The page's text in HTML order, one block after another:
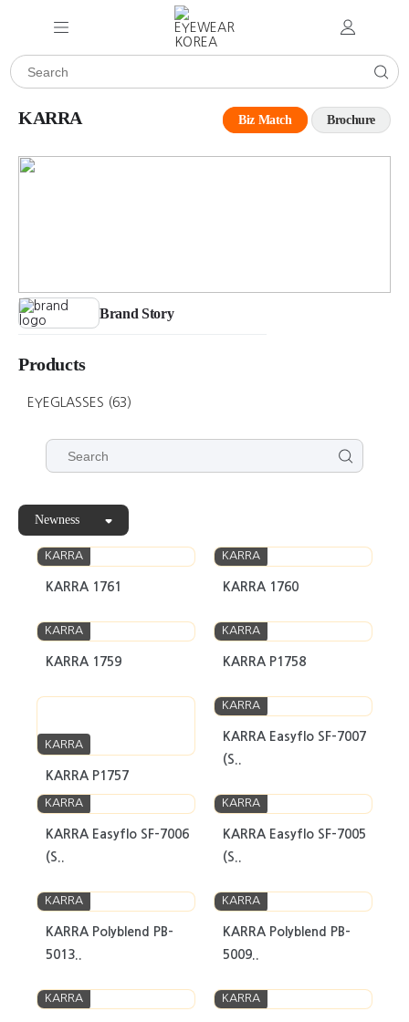
KARRA Biz Match Brochure
Brand Story
Products
EYEGLASSES (63)
Newness
KARRA
KARRA 1761
KARRA
KARRA 1760
KARRA
KARRA 1759
KARRA
KARRA P1758
KARRA
KARRA P1757
KARRA
KARRA Easyflo SF-7007
(S..
KARRA
KARRA Easyflo SF-7006
(S..
KARRA
KARRA Easyflo SF-7005
(S..
KARRA
KARRA Polyblend PB-
5013..
KARRA
KARRA Polyblend PB-
5009..
KARRA KARRA